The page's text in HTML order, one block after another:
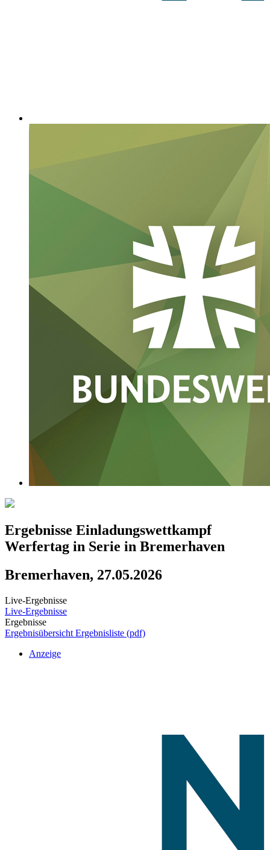
Ergebnisse Einladungswettkampf
Werfertag in Serie in Bremerhaven
Bremerhaven, 27.05.2026
Live-Ergebnisse
Live-Ergebnisse
Ergebnisse
Ergebnisübersicht Ergebnisliste (pdf)
Anzeige